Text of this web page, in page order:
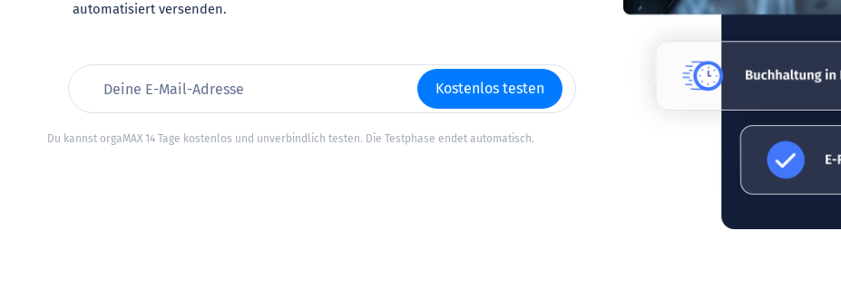
automatisiert versenden.
Kostenlos testen
Du kannst orgaMAX 14 Tage kostenlos und unverbindlich testen. Die Testphase endet automatisch.